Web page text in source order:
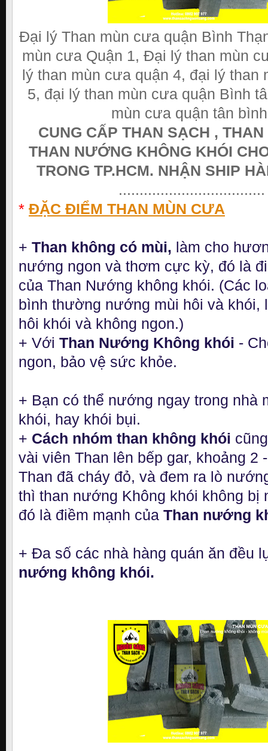
Đại lý Than mùn cưa quận Bình
mùn cưa Quận 1, Đại lý than mùn
lý than mùn cưa quận 4, đại lý than
5, đại lý than mùn cưa quận Bình
mùn cưa quận tân
CUNG CẤP THAN SẠCH ,
THAN NƯỚNG KHÔNG KHÓI
TRONG TP.HCM. NHẬN SHIP
...................................
* ĐẶC ĐIỂM THAN MÙN CƯA
+ Than không có mùi, làm cho
nướng ngon và thơm cực kỳ, đó là
của Than Nướng không khói. (Các
bình thường nướng mùi hôi và khói,
hôi khói và không ngon.)
+ Với Than Nướng Không khói -
ngon, bảo vệ sức khỏe.
+ Bạn có thể nướng ngay trong nhà
khói, hay khói bụi.
+ Cách nhóm than không khói
vài viên Than lên bếp gar, khoảng 2
Than đã cháy đỏ, và đem ra lò
thì than nướng Không khói không bị
đó là điềm mạnh của Than nướng
+ Đa số các nhà hàng quán ăn đều
nướng không khói.